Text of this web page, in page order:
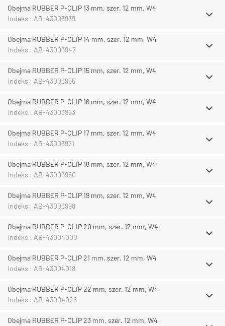
Obejma RUBBER P-CLIP 13 mm, szer. 12 mm, W4
Indeks : AB-43003939
Obejma RUBBER P-CLIP 14 mm, szer. 12 mm, W4
Indeks : AB-43003947
Obejma RUBBER P-CLIP 15 mm, szer. 12 mm, W4
Indeks : AB-43003955
Obejma RUBBER P-CLIP 16 mm, szer. 12 mm, W4
Indeks : AB-43003963
Obejma RUBBER P-CLIP 17 mm, szer. 12 mm, W4
Indeks : AB-43003971
Obejma RUBBER P-CLIP 18 mm, szer. 12 mm, W4
Indeks : AB-43003980
Obejma RUBBER P-CLIP 19 mm, szer. 12 mm, W4
Indeks : AB-43003998
Obejma RUBBER P-CLIP 20 mm, szer. 12 mm, W4
Indeks : AB-43004000
Obejma RUBBER P-CLIP 21 mm, szer. 12 mm, W4
Indeks : AB-43004018
Obejma RUBBER P-CLIP 22 mm, szer. 12 mm, W4
Indeks : AB-43004026
Obejma RUBBER P-CLIP 23 mm, szer. 12 mm, W4